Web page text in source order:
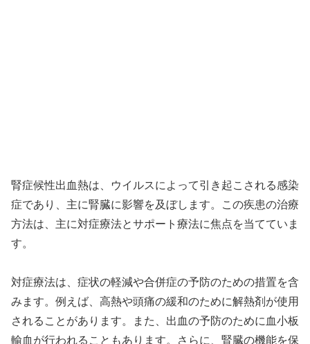
腎症候性出血熱は、ウイルスによって引き起こされる感染
症であり、主に腎臓に影響を及ぼします。この疾患の治療
方法は、主に対症療法とサポート療法に焦点を当てていま
す。
対症療法は、症状の軽減や合併症の予防のための措置を含
みます。例えば、高熱や頭痛の緩和のために解熱剤が使用
されることがあります。また、出血の予防のために血小板
輸血が行われることもあります。さらに、腎臓の機能を保